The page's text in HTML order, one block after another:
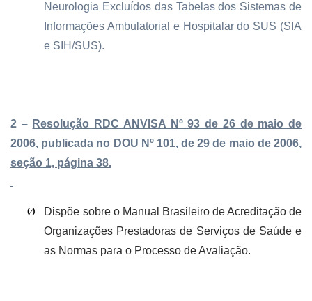
Neurologia Excluídos das Tabelas dos Sistemas de
Informações Ambulatorial e Hospitalar do SUS (SIA
e SIH/SUS).
2 – Resolução RDC ANVISA Nº 93 de 26 de maio de
2006, publicada no DOU Nº 101, de 29 de maio de 2006,
seção 1, página 38.
Ø
Dispõe sobre o Manual Brasileiro de Acreditação de
Organizações Prestadoras de Serviços de Saúde e
as Normas para o Processo de Avaliação.